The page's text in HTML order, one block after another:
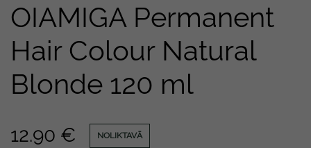
OIAMIGA Permanent
Hair Colour Natural
Blonde 120 ml
12.90 € NOLIKTAVĀ